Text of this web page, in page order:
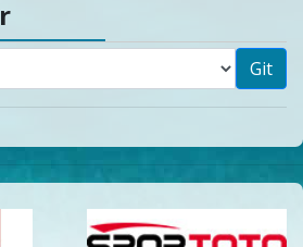
Git